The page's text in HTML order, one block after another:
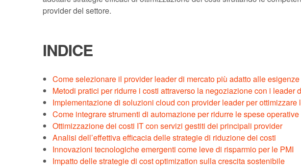
provider del settore.
INDICE
Come selezionare il provider leader di mercato più adatto alle
Metodi pratici per ridurre i costi attraverso la negoziazione con i leader
Implementazione di soluzioni cloud con provider leader per ottimizzare
Come integrare strumenti di automazione per ridurre le spese operative
Ottimizzazione dei costi IT con servizi gestiti dei principali provider
Analisi dell’effettiva efficacia delle strategie di riduzione dei costi
Innovazioni tecnologiche emergenti come leve di risparmio per le PMI
Impatto delle strategie di cost optimization sulla crescita sostenibile